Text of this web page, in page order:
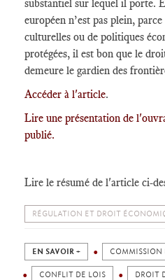
substantiel sur lequel il porte.
européen n’est pas plein,
culturelles ou de politiques
protégées, il est bon que le
demeure le gardien des
Accéder à l'article.
Lire une présentation de
publié.
Lire le résumé de l'article ci-
RÉGULATION ET DROIT
EN SAVOIR + COMMISSION
CONFLIT DE LOIS DROIT